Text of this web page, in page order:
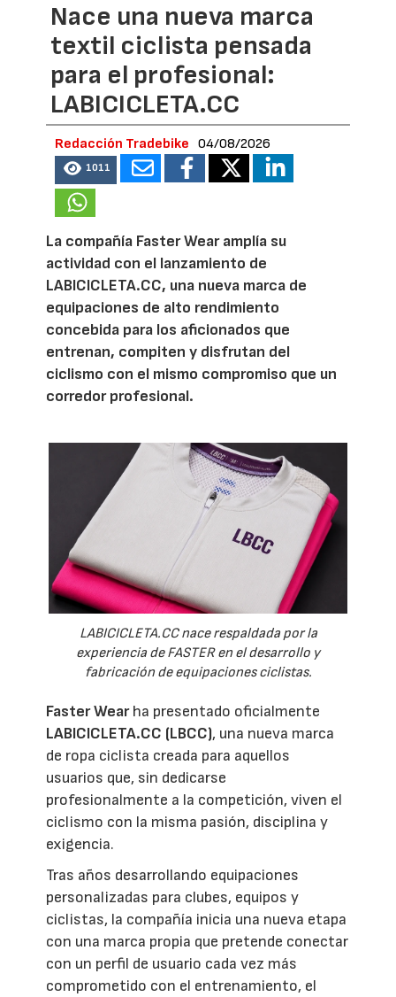
Nace una nueva marca
textil ciclista pensada
para el profesional:
LABICICLETA.CC
Redacción Tradebike 04/08/2026
1011
La compañía Faster Wear amplía su
actividad con el lanzamiento de
LABICICLETA.CC, una nueva marca de
equipaciones de alto rendimiento
concebida para los aficionados que
entrenan, compiten y disfrutan del
ciclismo con el mismo compromiso que un
corredor profesional.
LABICICLETA.CC nace respaldada por la
experiencia de FASTER en el desarrollo y
fabricación de equipaciones ciclistas.
Faster Wearha presentado oficialmente
LABICICLETA.CC (LBCC), una nueva marca
de ropa ciclista creada para aquellos
usuarios que, sin dedicarse
profesionalmente a la competición, viven el
ciclismo con la misma pasión, disciplina y
exigencia.
Tras años desarrollando equipaciones
personalizadas para clubes, equipos y
ciclistas, la compañía inicia una nueva etapa
con una marca propia que pretende conectar
con un perfil de usuario cada vez más
comprometido con el entrenamiento, el